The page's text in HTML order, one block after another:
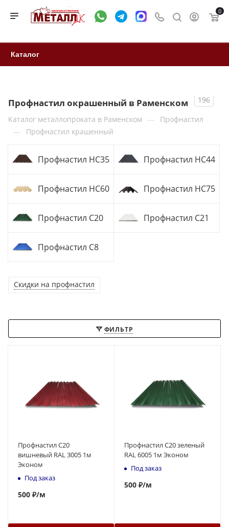
0
Каталог
Профнастил окрашенный в Раменском
196
Каталог металлопроката в Раменском — Профнастил
— Профнастил крашенный
Профнастил НС35 Профнастил НС44
Профнастил НС60 Профнастил НС75
Профнастил С20 Профнастил С21
Профнастил С8
Скидки на профнастил
ФИЛЬТР
Профнастил С20
вишневый RAL 3005 1м
Эконом
Под заказ
500 ₽/м
Профнастил С20 зеленый
RAL 6005 1м Эконом
Под заказ
500 ₽/м